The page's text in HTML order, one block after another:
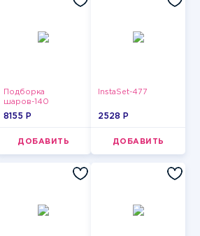
Подборка
шаров-140
8155 P
ДОБАВИТЬ
InstaSet-477
2528 P
ДОБАВИТЬ